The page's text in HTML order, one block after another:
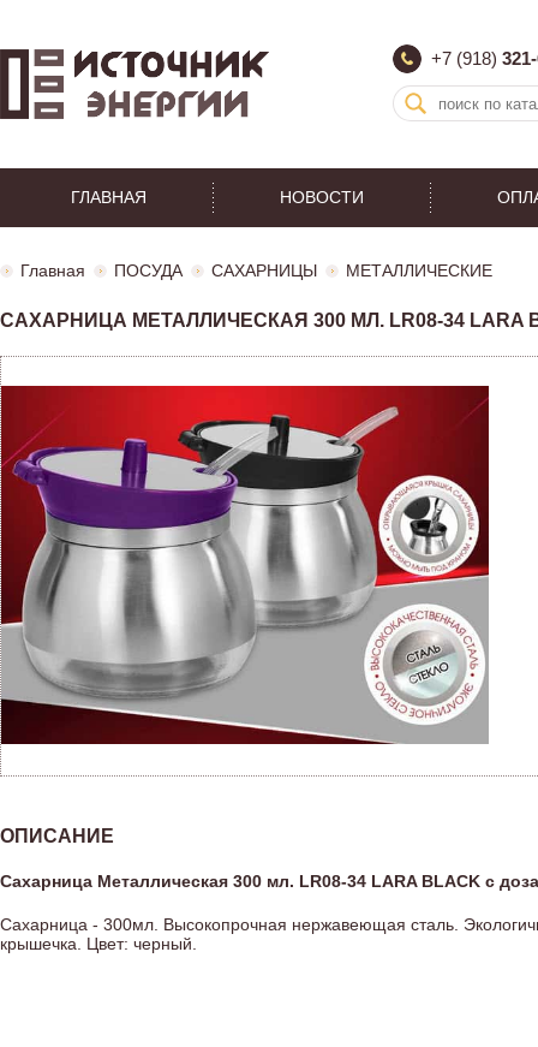
+7 (918)
ГЛАВНАЯ НОВОСТИ
Главная ПОСУДА САХАРНИЦЫ МЕТАЛЛИЧЕСКИЕ
САХАРНИЦА МЕТАЛЛИЧЕСКАЯ 300 МЛ. LR08-34 LARA
ОПИСАНИЕ
Сахарница Металлическая 300 мл. LR08-34 LARA BLACK с
Сахарница - 300мл. Высокопрочная нержавеющая сталь.
крышечка. Цвет: черный.